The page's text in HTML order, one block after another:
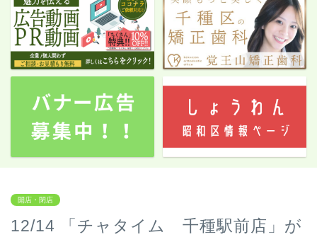
開店・閉店
12/14 「チャタイム 千種駅前店」が